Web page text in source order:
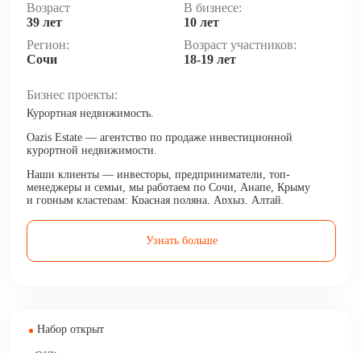
Возраст
39 лет
В бизнесе:
10 лет
Регион:
Сочи
Возраст участников:
18-19 лет
Бизнес проекты:
Курортная недвижимость.
Oazis Estate — агентство по продаже инвестиционной
курортной недвижимости.
Наши клиенты — инвесторы, предприниматели, топ-
менеджеры и семьи, мы работаем по Сочи, Анапе, Крыму
и горным кластерам: Красная поляна, Архыз, Алтай.
и доход.
Узнать больше
Набор открыт